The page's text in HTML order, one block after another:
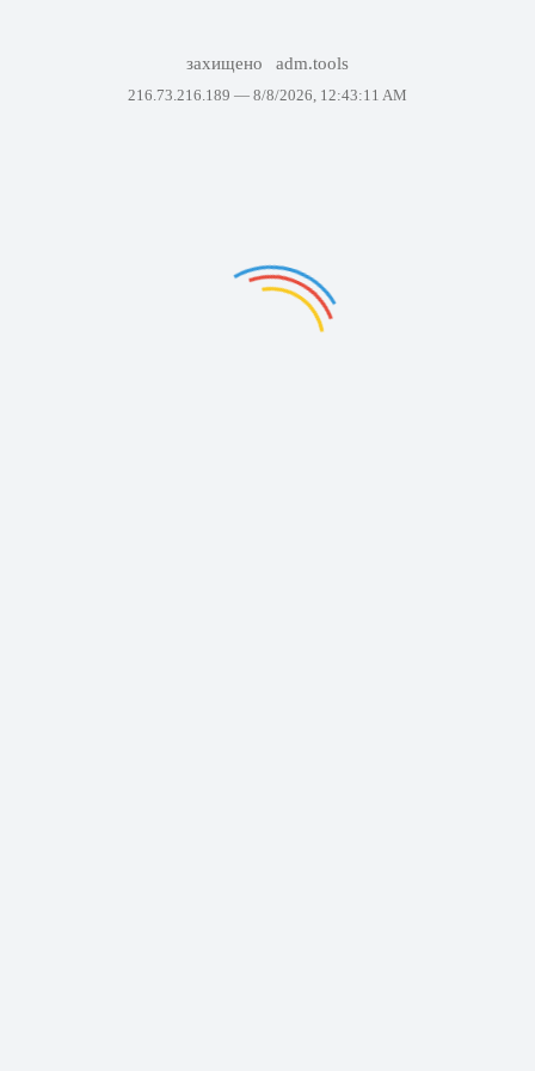
захищено adm.tools
216.73.216.189 — 8/8/2026, 12:43:11 AM